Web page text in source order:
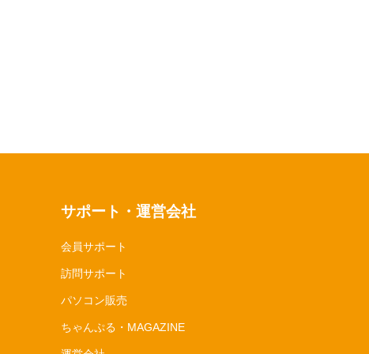
サポート・運営会社
会員サポート
訪問サポート
パソコン販売
ちゃんぷる・MAGAZINE